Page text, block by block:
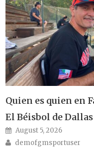
Quien es quien en
El Béisbol de
Posted on
August 5, 2026
Author
demofgmsportuser